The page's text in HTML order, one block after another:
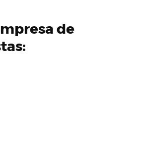
de